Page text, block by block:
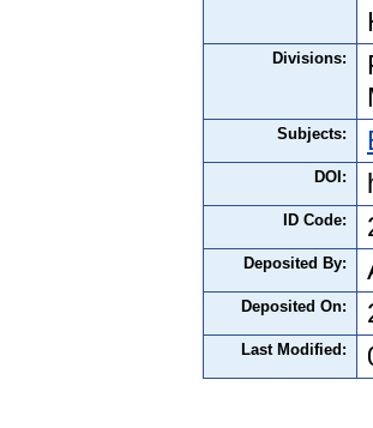
Divisions:
Subjects:
DOI:
ID Code:
Deposited By:
Deposited On:
Last Modified: